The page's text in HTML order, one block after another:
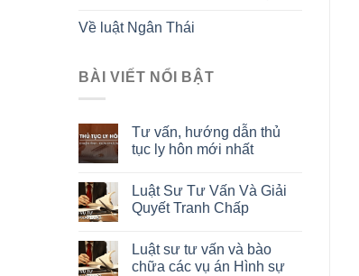
Về luật Ngân Thái
BÀI VIẾT NỔI BẬT
Tư vấn, hướng dẫn thủ
tục ly hôn mới nhất
Luật Sư Tư Vấn Và Giải
Quyết Tranh Chấp
Luật sư tư vấn và bào
chữa các vụ án Hình sự